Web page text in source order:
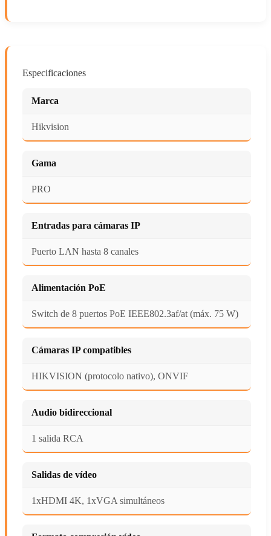
Especificaciones
Marca
Hikvision
Gama
PRO
Entradas para cámaras IP
Puerto LAN hasta 8 canales
Alimentación PoE
Switch de 8 puertos PoE IEEE802.3af/at (máx. 75 W)
Cámaras IP compatibles
HIKVISION (protocolo nativo), ONVIF
Audio bidireccional
1 salida RCA
Salidas de vídeo
1xHDMI 4K, 1xVGA simultáneos